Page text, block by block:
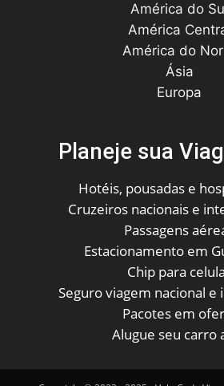
América do
América
América do
Ásia
Europa
Planeje sua
Hotéis, pousadas e
Cruzeiros nacionais e
Passagens
Estacionamento em
Chip para
Seguro viagem nacional e
Pacotes em
Alugue seu carro